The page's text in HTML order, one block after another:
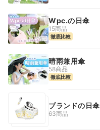
Wpc.の日傘
15商品
徹底比較
晴雨兼用傘
58商品
徹底比較
ブランドの日傘
63商品